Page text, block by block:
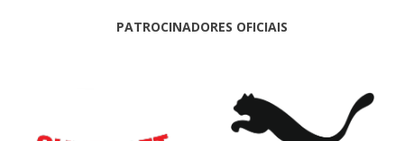
PATROCINADORES OFICIAIS